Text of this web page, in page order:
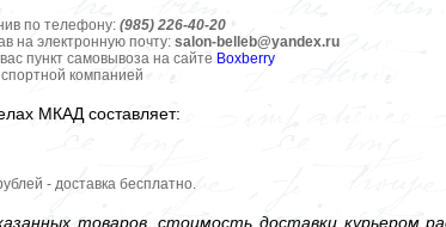
по телефону: (985) 226-40-20
на электронную почту: salon-belleb@yandex.ru
пункт самовывоза на сайте Boxberry
компанией
МКАД составляет:
- доставка бесплатно.
товаров, стоимость доставки курьером